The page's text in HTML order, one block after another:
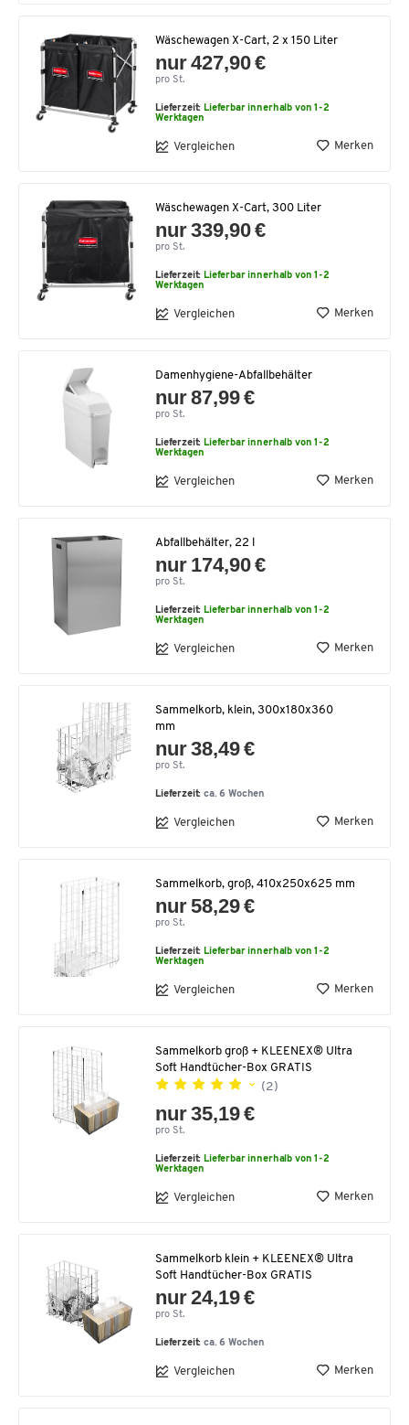
Wäschewagen X-Cart, 2 x 150 Liter
nur 427,90 €
pro St.
Lieferzeit: Lieferbar innerhalb von 1-2
Werktagen
Vergleichen Merken
Wäschewagen X-Cart, 300 Liter
nur 339,90 €
pro St.
Lieferzeit: Lieferbar innerhalb von 1-2
Werktagen
Vergleichen Merken
Damenhygiene-Abfallbehälter
nur 87,99 €
pro St.
Lieferzeit: Lieferbar innerhalb von 1-2
Werktagen
Vergleichen Merken
Abfallbehälter, 22 l
nur 174,90 €
pro St.
Lieferzeit: Lieferbar innerhalb von 1-2
Werktagen
Vergleichen Merken
Sammelkorb, klein, 300x180x360
mm
nur 38,49 €
pro St.
Lieferzeit:ca. 6 Wochen
Vergleichen Merken
Sammelkorb, groß, 410x250x625 mm
nur 58,29 €
pro St.
Lieferzeit: Lieferbar innerhalb von 1-2
Werktagen
Vergleichen Merken
Sammelkorb groß + KLEENEX® Ultra
Soft Handtücher-Box GRATIS
(2)
nur 35,19 €
pro St.
Lieferzeit: Lieferbar innerhalb von 1-2
Werktagen
Vergleichen Merken
Sammelkorb klein + KLEENEX® Ultra
Soft Handtücher-Box GRATIS
nur 24,19 €
pro St.
Lieferzeit:ca. 6 Wochen
Vergleichen Merken